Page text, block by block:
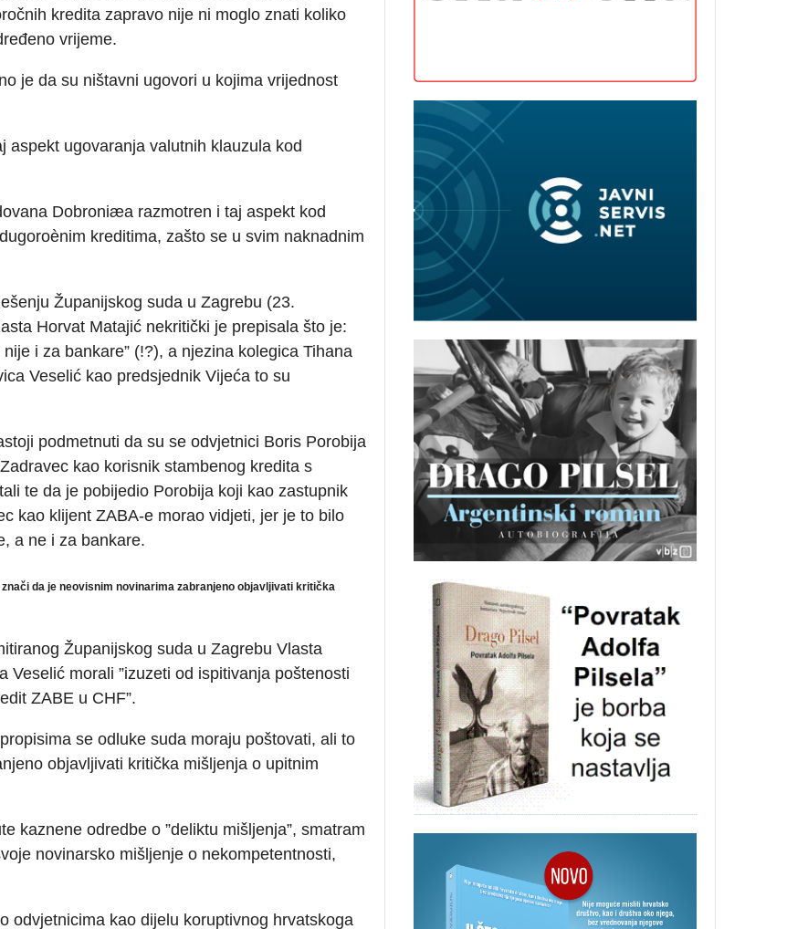
kredita zapravo nije ni moglo znati koliko
vrijeme.
je da su ništavni ugovori u kojima vrijednost
aspekt ugovaranja valutnih klauzula kod
Dobroniæa razmotren i taj aspekt kod
kreditima, zašto se u svim naknadnim
Županijskog suda u Zagrebu (23.
Horvat Matajić nekritički je prepisala što je:
i za bankare” (!?), a njezina kolegica Tihana
Veselić kao predsjednik Vijeća to su
podmetnuti da su se odvjetnici Boris Porobija
kao korisnik stambenog kredita s
te da je pobijedio Porobija koji kao zastupnik
kao klijent ZABA-e morao vidjeti, jer je to bilo
a ne i za bankare.
da je neovisnim novinarima zabranjeno objavljivati kritička
Županijskog suda u Zagrebu Vlasta
Veselić morali ”izuzeti od ispitivanja poštenosti
ZABE u CHF”.
se odluke suda moraju poštovati, ali to
objavljivati kritička mišljenja o upitnim
kaznene odredbe o ”deliktu mišljenja”, smatram
novinarsko mišljenje o nekompetentnosti,
odvjetnicima kao dijelu koruptivnog hrvatskoga